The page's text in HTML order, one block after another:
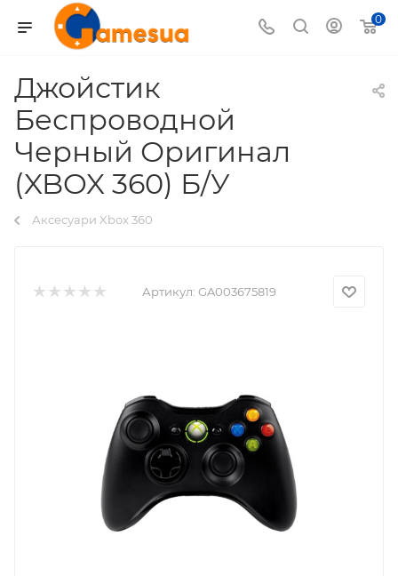
0
Джойстик
Беспроводной
Черный Оригинал
(XBOX 360) Б/У
Аксесуари Xbox 360
Артикул: GA003675819